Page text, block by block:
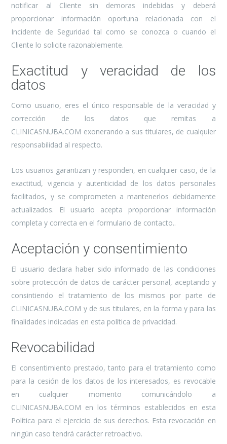
notificar al Cliente sin demoras indebidas y deberá
proporcionar información oportuna relacionada con el
Incidente de Seguridad tal como se conozca o cuando el
Cliente lo solicite razonablemente.
Exactitud y veracidad de los
datos
Como usuario, eres el único responsable de la veracidad y
corrección de los datos que remitas a
CLINICASNUBA.COM exonerando a sus titulares, de cualquier
responsabilidad al respecto.
Los usuarios garantizan y responden, en cualquier caso, de la
exactitud, vigencia y autenticidad de los datos personales
facilitados, y se comprometen a mantenerlos debidamente
actualizados. El usuario acepta proporcionar información
completa y correcta en el formulario de contacto..
Aceptación y consentimiento
El usuario declara haber sido informado de las condiciones
sobre protección de datos de carácter personal, aceptando y
consintiendo el tratamiento de los mismos por parte de
CLINICASNUBA.COM y de sus titulares, en la forma y para las
finalidades indicadas en esta política de privacidad.
Revocabilidad
El consentimiento prestado, tanto para el tratamiento como
para la cesión de los datos de los interesados, es revocable
en cualquier momento comunicándolo a
CLINICASNUBA.COM en los términos establecidos en esta
Política para el ejercicio de sus derechos. Esta revocación en
ningún caso tendrá carácter retroactivo.